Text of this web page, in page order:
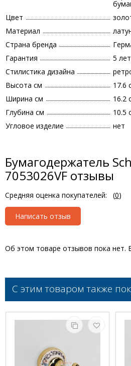
Цвет
Материал
Страна бренда
Гарантия
5 лет
Стилистика дизайна
Высота см
17.6
Ширина см
16.2
Глубина см
10.5
Угловое изделие
нет
Бумагодержатель
7053026VF отзывы
Средняя оценка покупателей: (0)
Написать отзыв
Об этом товаре отзывов пока нет.
С этим товаром также